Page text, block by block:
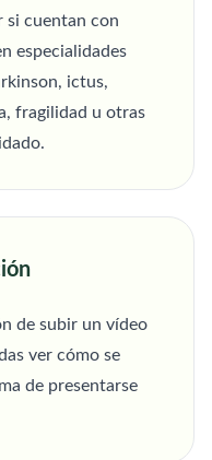
si cuentan con
especialidades
ictus,
fragilidad u otras
de subir un vídeo
ver cómo se
de presentarse